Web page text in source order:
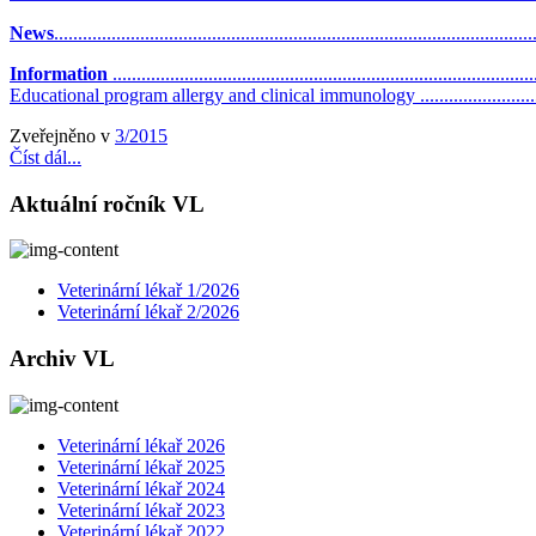
News
Information
Educational program allergy and clinical immunology
Zveřejněno v 3/2015
Číst dál...
Aktuální ročník VL
Veterinární lékař 1/2026
Veterinární lékař 2/2026
Archiv VL
Veterinární lékař 2026
Veterinární lékař 2025
Veterinární lékař 2024
Veterinární lékař 2023
Veterinární lékař 2022